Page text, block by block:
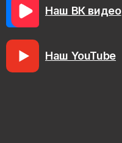
Наш ВК видео
Наш YouTube